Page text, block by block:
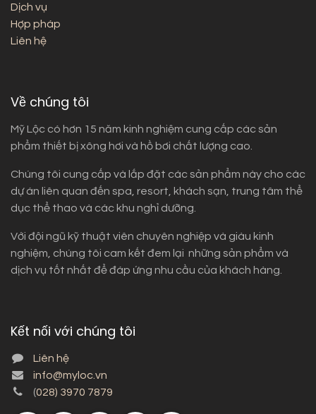
Dịch vụ
Hợp pháp
Liên hệ
Về chúng tôi
Mỹ Lộc có hơn 15 năm kinh nghiệm cung cấp các sản
phẩm thiết bị xông hơi và hồ bơi chất lượng cao.
Chúng tôi cung cấp và lắp đặt các sản phẩm này cho các
dự án liên quan đến spa, resort, khách sạn, trung tâm thể
dục thể thao và các khu nghỉ dưỡng.
Với đội ngũ kỹ thuật viên chuyên nghiệp và giàu kinh
nghiệm, chúng tôi cam kết đem lại những sản phẩm và
dịch vụ tốt nhất để đáp ứng nhu cầu của khách hàng.
Kết nối với chúng tôi
Liên hệ
info@myloc.vn
(028) 3970 7879